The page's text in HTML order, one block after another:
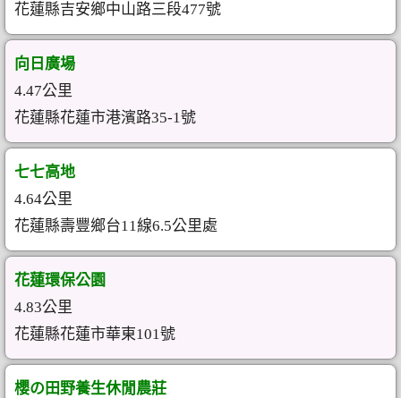
花蓮縣吉安鄉中山路三段477號
向日廣場
4.47公里
花蓮縣花蓮市港濱路35-1號
七七高地
4.64公里
花蓮縣壽豐鄉台11線6.5公里處
花蓮環保公園
4.83公里
花蓮縣花蓮市華東101號
櫻の田野養生休閒農莊